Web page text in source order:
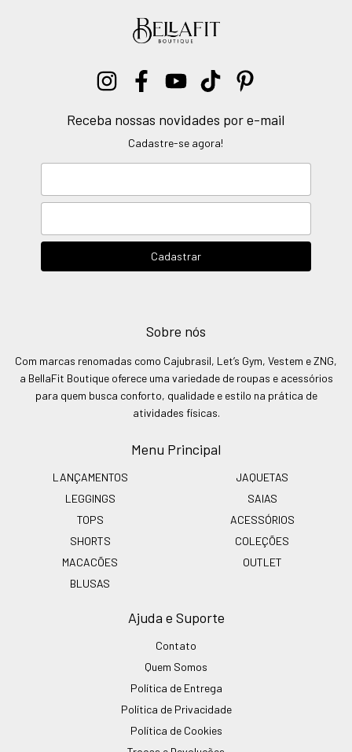
Receba nossas novidades por e-mail
Cadastre-se agora!
Sobre nós
Com marcas renomadas como Cajubrasil, Let’s Gym, Vestem e ZNG,
a BellaFit Boutique oferece uma variedade de roupas e acessórios
para quem busca conforto, qualidade e estilo na prática de
atividades físicas.
Menu Principal
LANÇAMENTOS
LEGGINGS
TOPS
SHORTS
MACACÕES
BLUSAS
JAQUETAS
SAIAS
ACESSÓRIOS
COLEÇÕES
OUTLET
Ajuda e Suporte
Contato
Quem Somos
Política de Entrega
Política de Privacidade
Política de Cookies